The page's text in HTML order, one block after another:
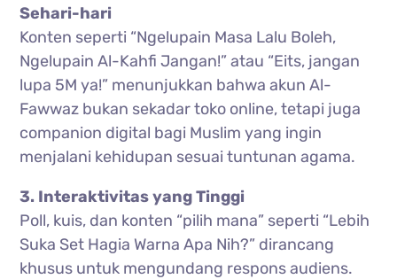
Sehari-hari
Konten seperti “Ngelupain Masa Lalu Boleh,
Ngelupain Al-Kahfi Jangan!” atau “Eits, jangan
lupa 5M ya!” menunjukkan bahwa akun Al-
Fawwaz bukan sekadar toko online, tetapi juga
companion digital bagi Muslim yang ingin
menjalani kehidupan sesuai tuntunan agama.
3. Interaktivitas yang Tinggi
Poll, kuis, dan konten “pilih mana” seperti “Lebih
Suka Set Hagia Warna Apa Nih?” dirancang
khusus untuk mengundang respons audiens.